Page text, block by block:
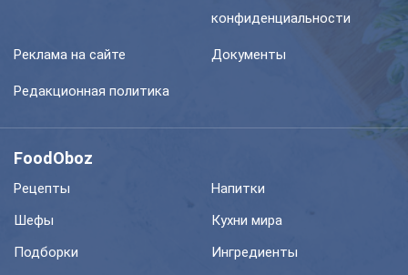
конфиденциальности
Реклама на сайте Документы
Редакционная политика
FoodOboz
Рецепты
Напитки
Шефы
Кухни мира
Подборки
Ингредиенты